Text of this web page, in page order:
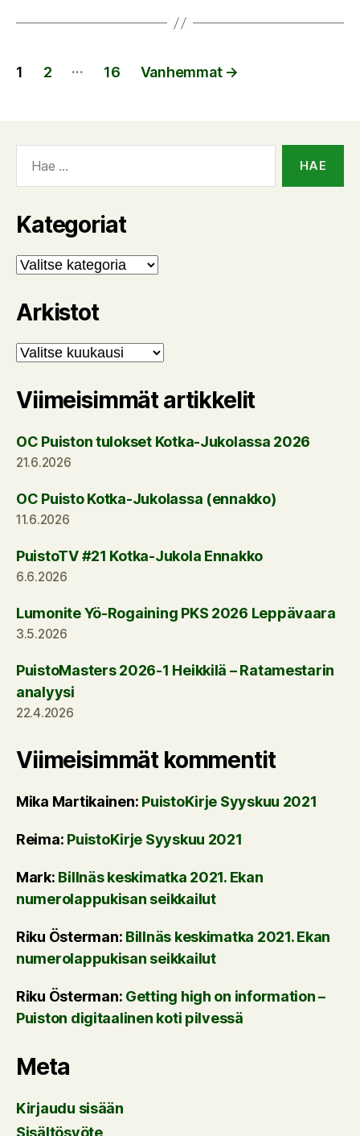
Artikkelien
1 2 … 16 Vanhemmat →
Kategoriat
Kategoriat
Arkistot
Arkistot
Viimeisimmät artikkelit
OC Puiston tulokset Kotka-Jukolassa 2026
21.6.2026
OC Puisto Kotka-Jukolassa (ennakko)
11.6.2026
PuistoTV #21 Kotka-Jukola Ennakko
6.6.2026
Lumonite Yö-Rogaining PKS 2026 Leppävaara
3.5.2026
PuistoMasters 2026-1 Heikkilä – Ratamestarin
analyysi
22.4.2026
Viimeisimmät kommentit
Mika Martikainen: PuistoKirje Syyskuu 2021
Reima: PuistoKirje Syyskuu 2021
Mark: Billnäs keskimatka 2021. Ekan
numerolappukisan seikkailut
Riku Österman: Billnäs keskimatka 2021. Ekan
numerolappukisan seikkailut
Riku Österman: Getting high on information –
Puiston digitaalinen koti pilvessä
Meta
Kirjaudu sisään
Sisältösyöte